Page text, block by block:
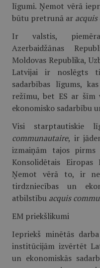
līgumi. Ņemot vērā
būtu pretrunā ar
Ir valstis,
Azerbaidžānas
Moldovas Republika,
Latvijai ir noslēgts
sadarbības līgums,
režīmu, bet ES ar
ekonomisko sadarbību
Visi starptautiskie
communautaire, ir
izmaiņām tajos
Konsolidētais Eiropas
Ņemot vērā to, ir
tirdzniecības un
atbilstību acquis
EM priekšlikumi
Iepriekš minētās
institūcijām izvērtēt
un ekonomiskās